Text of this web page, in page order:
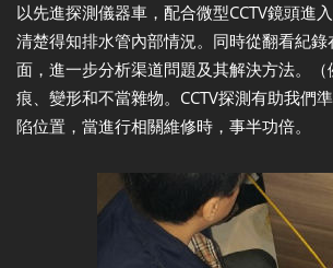
以先進探測儀器車，配合微型CCTV鏡頭進
清楚得知排水管內部情況。同時從翻看紀
面，進一步分析渠道問題及其解決方法。
痕、變形和不當雜物。CCTV探測有助我們
陷位置，當進行相關維修時，事半功倍。